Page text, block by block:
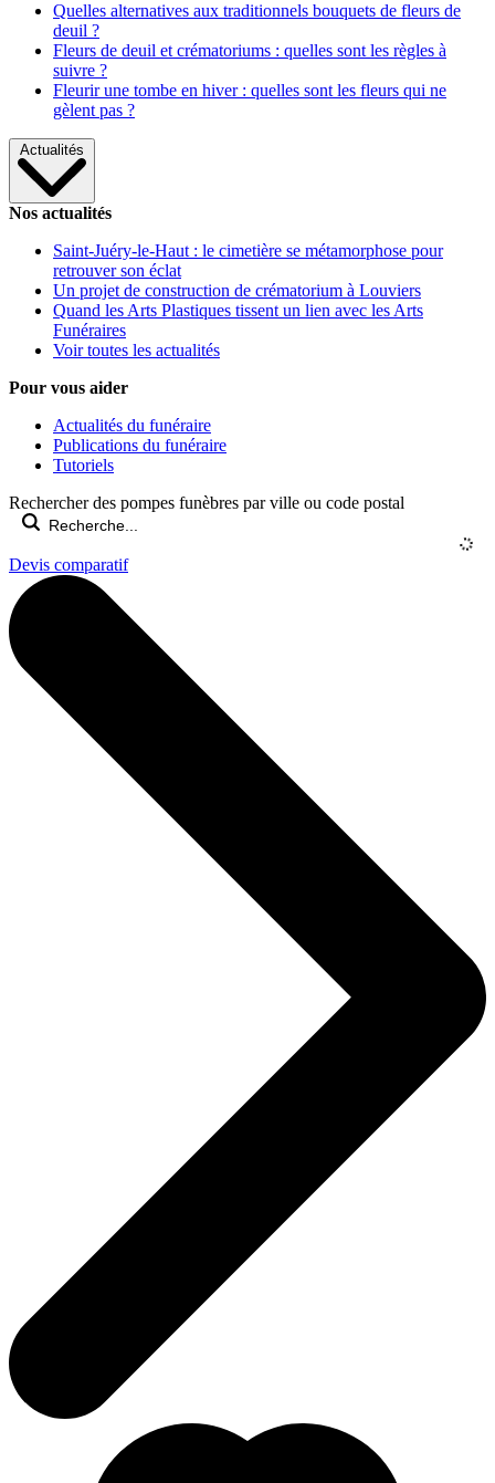
Quelles alternatives aux traditionnels bouquets de fleurs de
deuil ?
Fleurs de deuil et crématoriums : quelles sont les règles à
suivre ?
Fleurir une tombe en hiver : quelles sont les fleurs qui ne
gèlent pas ?
Actualités
Nos actualités
Saint-Juéry-le-Haut : le cimetière se métamorphose pour
retrouver son éclat
Un projet de construction de crématorium à Louviers
Quand les Arts Plastiques tissent un lien avec les Arts
Funéraires
Voir toutes les actualités
Pour vous aider
Actualités du funéraire
Publications du funéraire
Tutoriels
Rechercher des pompes funèbres par ville ou code postal
Devis comparatif